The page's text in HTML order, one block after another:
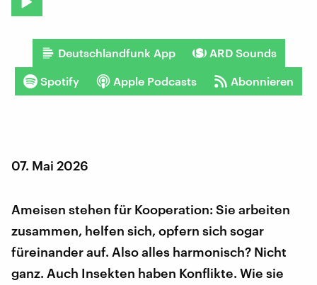
Deutschlandfunk App ARD Sounds
Spotify Apple Podcasts Abonnieren
07. Mai 2026
Ameisen stehen für Kooperation: Sie arbeiten
zusammen, helfen sich, opfern sich sogar
füreinander auf. Also alles harmonisch? Nicht
ganz. Auch Insekten haben Konflikte. Wie sie